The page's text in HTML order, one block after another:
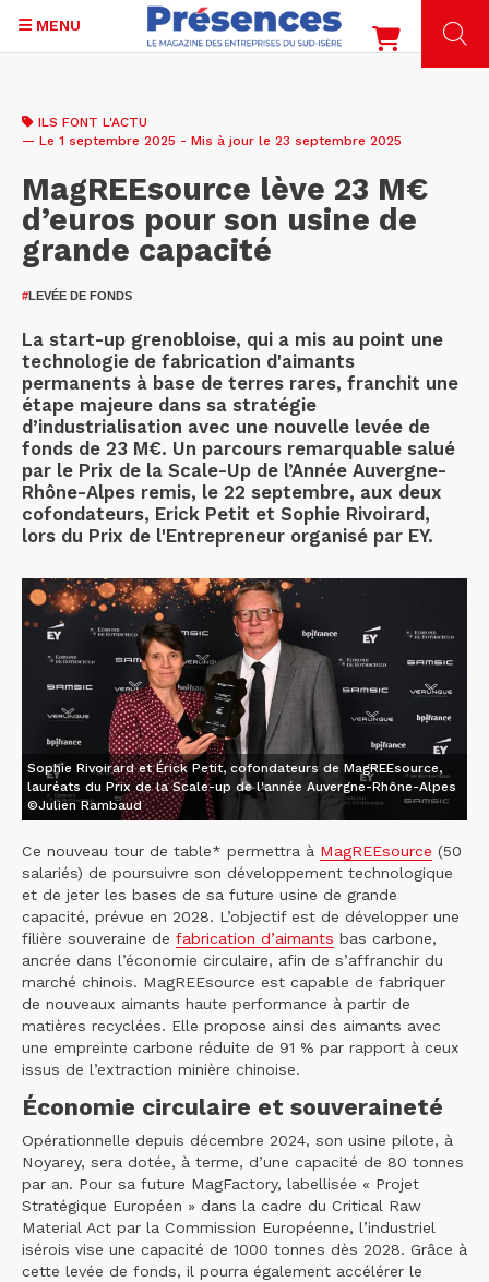
contenu
MENU
ILS FONT L'ACTU
— Le 1 septembre 2025 - Mis à jour le 23 septembre 2025
MagREEsource lève 23 M€
d’euros pour son usine de
grande capacité
#LEVÉE DE FONDS
La start-up grenobloise, qui a mis au point une
technologie de fabrication d'aimants
permanents à base de terres rares, franchit une
étape majeure dans sa stratégie
d’industrialisation avec une nouvelle levée de
fonds de 23 M€. Un parcours remarquable salué
par le Prix de la Scale-Up de l’Année Auvergne-
Rhône-Alpes remis, le 22 septembre, aux deux
cofondateurs, Erick Petit et Sophie Rivoirard,
lors du Prix de l'Entrepreneur organisé par EY.
Sophie Rivoirard et Érick Petit, cofondateurs de MagREEsource,
lauréats du Prix de la Scale-up de l'année Auvergne-Rhône-Alpes
©Julien Rambaud
Ce nouveau tour de table* permettra à MagREEsource (50
salariés) de poursuivre son développement technologique
et de jeter les bases de sa future usine de grande
capacité, prévue en 2028. L’objectif est de développer une
filière souveraine de fabrication d’aimants bas carbone,
ancrée dans l’économie circulaire, afin de s’affranchir du
marché chinois. MagREEsource est capable de fabriquer
de nouveaux aimants haute performance à partir de
matières recyclées. Elle propose ainsi des aimants avec
une empreinte carbone réduite de 91 % par rapport à ceux
issus de l’extraction minière chinoise.
Économie circulaire et souveraineté
Opérationnelle depuis décembre 2024, son usine pilote, à
Noyarey, sera dotée, à terme, d’une capacité de 80 tonnes
par an. Pour sa future MagFactory, labellisée « Projet
Stratégique Européen » dans la cadre du Critical Raw
Material Act par la Commission Européenne, l’industriel
isérois vise une capacité de 1000 tonnes dès 2028. Grâce à
cette levée de fonds, il pourra également accélérer le